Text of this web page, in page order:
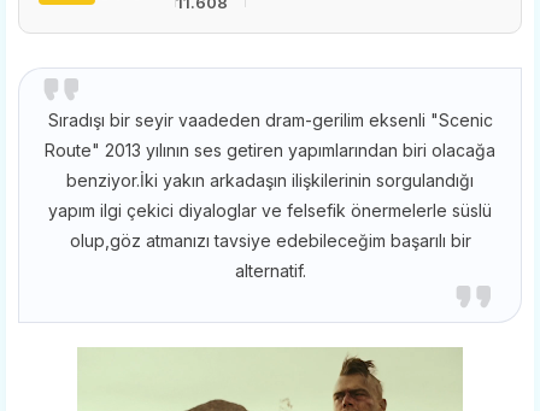
Sıradışı bir seyir vaadeden dram-gerilim eksenli "Scenic
Route" 2013 yılının ses getiren yapımlarından biri olacağa
benziyor.İki yakın arkadaşın ilişkilerinin sorgulandığı
yapım ilgi çekici diyaloglar ve felsefik önermelerle süslü
olup,göz atmanızı tavsiye edebileceğim başarılı bir
alternatif.